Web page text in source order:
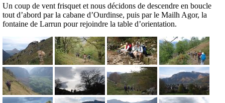
Un coup de vent frisquet et nous décidons de descendre en boucle
tout d’abord par la cabane d’Ourdinse, puis par le Mailh Agor, la
fontaine de Larrun pour rejoindre la table d’orientation.